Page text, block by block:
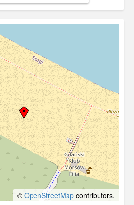
© OpenStreetMap contributors.